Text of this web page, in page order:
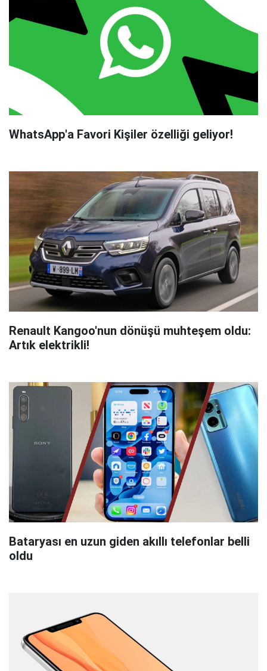
WhatsApp'a Favori Kişiler özelliği geliyor!
Renault Kangoo'nun dönüşü muhteşem oldu:
Artık elektrikli!
Bataryası en uzun giden akıllı telefonlar belli
oldu